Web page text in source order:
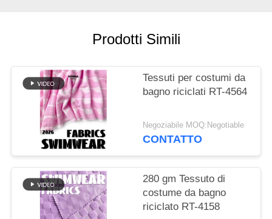
Prodotti Simili
Tessuti per costumi da
bagno riciclati RT-4564
Negoziabile MOQ:Negotiable
CONTATTO
280 gm Tessuto di
costume da bagno
riciclato RT-4158